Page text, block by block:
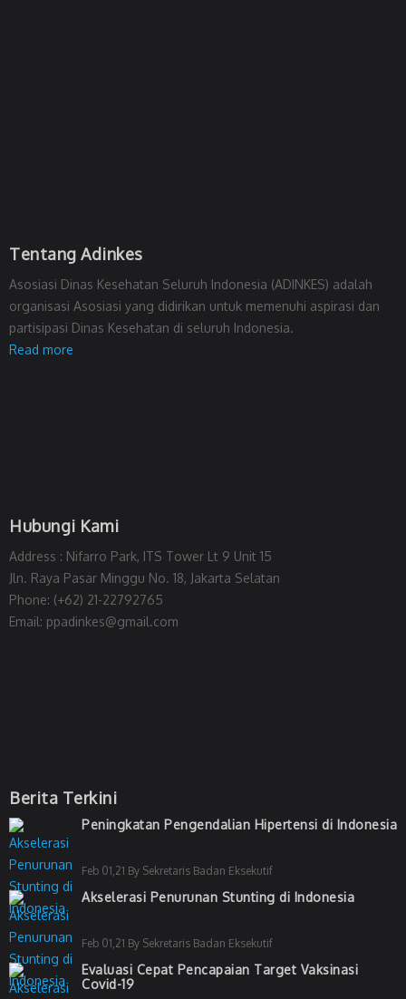
Tentang Adinkes
Asosiasi Dinas Kesehatan Seluruh Indonesia (ADINKES) adalah
organisasi Asosiasi yang didirikan untuk memenuhi aspirasi dan
partisipasi Dinas Kesehatan di seluruh Indonesia.
Read more
Hubungi Kami
Address : Nifarro Park, ITS Tower Lt 9 Unit 15
Jln. Raya Pasar Minggu No. 18, Jakarta Selatan
Phone: (+62) 21-22792765
Email: ppadinkes@gmail.com
Berita Terkini
Peningkatan Pengendalian Hipertensi di Indonesia
Feb 01,21 By Sekretaris Badan Eksekutif
Akselerasi Penurunan Stunting di Indonesia
Feb 01,21 By Sekretaris Badan Eksekutif
Evaluasi Cepat Pencapaian Target Vaksinasi
Covid-19